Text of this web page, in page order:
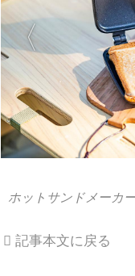
ホットサンドメーカ
記事本文に戻る